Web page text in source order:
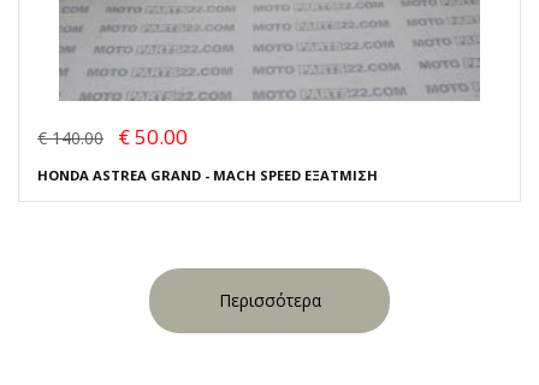
€ 140.00 € 50.00
HONDA ASTREA GRAND - MACH SPEED ΕΞΑΤΜΙΣΗ
Περισσότερα